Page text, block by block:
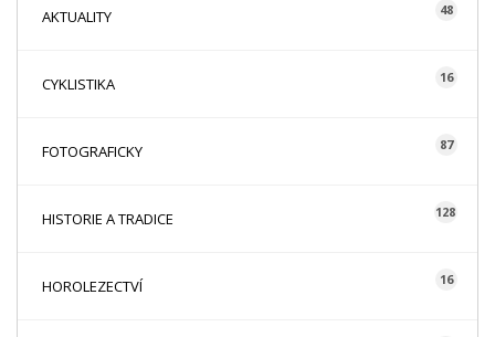
AKTUALITY 48
CYKLISTIKA 16
FOTOGRAFICKY 87
HISTORIE A TRADICE 128
HOROLEZECTVÍ 16